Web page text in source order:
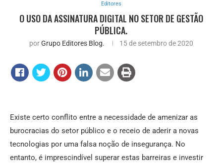
Editores
O USO DA ASSINATURA DIGITAL NO SETOR DE GESTÃO
PÚBLICA.
porGrupo Editores Blog. 15 de setembro de 2020
Existe certo conflito entre a necessidade de amenizar as
burocracias do setor público e o receio de aderir a novas
tecnologias por uma falsa noção de insegurança. No
entanto, é imprescindível superar estas barreiras e investir